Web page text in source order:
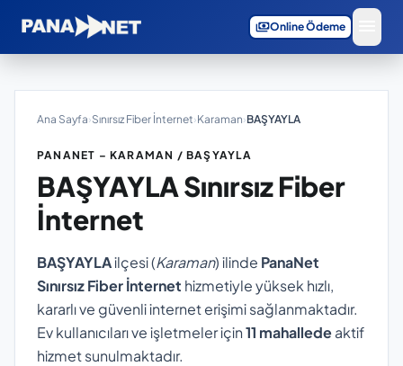
paymentsOnline Ödeme
Ana Sayfa›Sınırsız Fiber İnternet›Karaman›BAŞYAYLA
PANANET – KARAMAN / BAŞYAYLA
BAŞYAYLASınırsız Fiber
İnternet
BAŞYAYLAilçesi (Karaman) ilinde PanaNet
Sınırsız Fiber İnternet hizmetiyle yüksek hızlı,
kararlı ve güvenli internet erişimi sağlanmaktadır.
Ev kullanıcıları ve işletmeler için11 mahalledeaktif
hizmet sunulmaktadır.